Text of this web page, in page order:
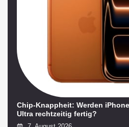
Chip-Knappheit: Werden
Ultra rechtzeitig fertig?